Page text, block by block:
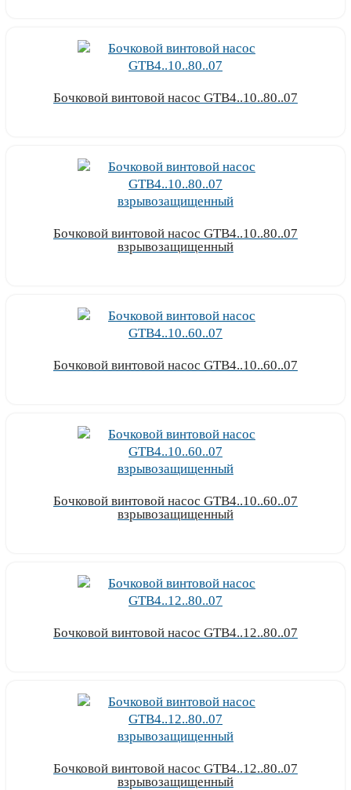
Бочковой винтовой насос GTB4..10..80..07
Бочковой винтовой насос GTB4..10..80..07
взрывозащищенный
Бочковой винтовой насос GTB4..10..60..07
Бочковой винтовой насос GTB4..10..60..07
взрывозащищенный
Бочковой винтовой насос GTB4..12..80..07
Бочковой винтовой насос GTB4..12..80..07
взрывозащищенный